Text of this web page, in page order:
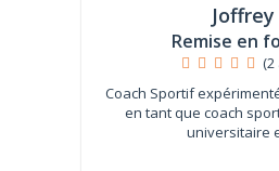
Joffrey
Remise en
(2
Coach Sportif
en tant que coach
universitaire